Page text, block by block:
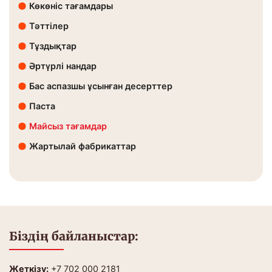
Көкөніс тағамдары
Тәттілер
Тұздықтар
Әртүрлі нандар
Бас аспазшы ұсынған десерттер
Паста
Майсыз тағамдар
Жартылай фабрикаттар
Біздің байланыстар:
Жеткізу: +7 702 000 2181